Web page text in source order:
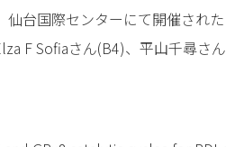
台国際センターにて開催され
F Sofiaさん(B4)、平山千尋さ